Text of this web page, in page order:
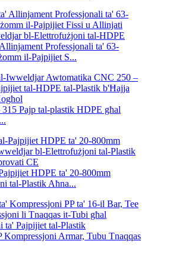
Professjonali ta' 63-
il-Pajpijiet S...
Pajp tal-plastik HDPE għal
HDPE ta' 20-800mm
tal-Plastik Aħna...
Kompressjoni Armar, Tubu Tnaqqas